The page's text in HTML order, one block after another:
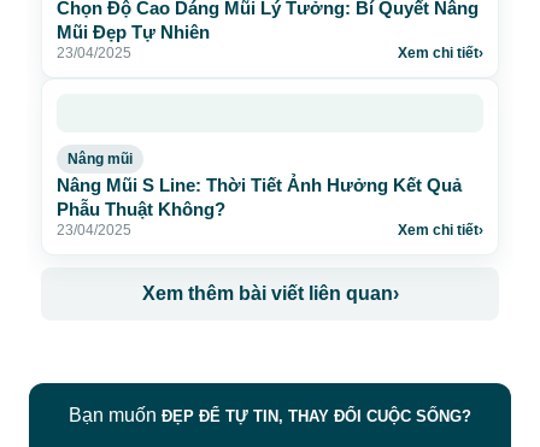
Chọn Độ Cao Dáng Mũi Lý Tưởng: Bí Quyết Nâng
Mũi Đẹp Tự Nhiên
23/04/2025 Xem chi tiết›
Nâng mũi
Nâng Mũi S Line: Thời Tiết Ảnh Hưởng Kết Quả
Phẫu Thuật Không?
23/04/2025 Xem chi tiết›
Xem thêm bài viết liên quan›
Bạn muốn ĐẸP ĐỂ TỰ TIN, THAY ĐỔI CUỘC SỐNG?